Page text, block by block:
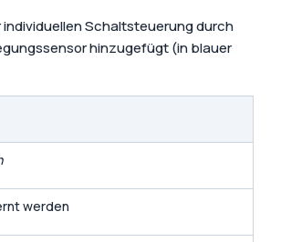
individuellen Schaltsteuerung durch
hinzugefügt (in blauer
werden